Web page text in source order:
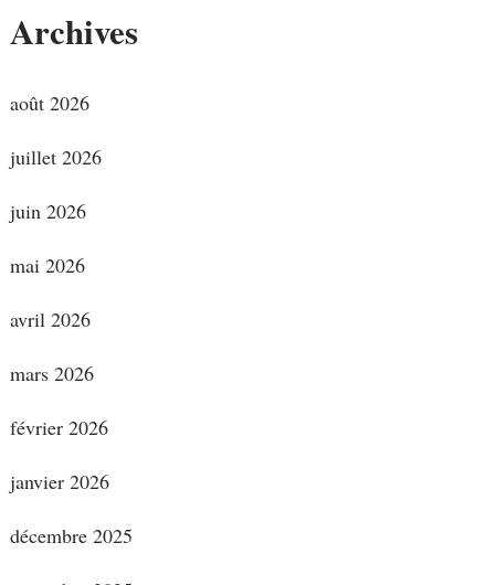
Archives
août 2026
juillet 2026
juin 2026
mai 2026
avril 2026
mars 2026
février 2026
janvier 2026
décembre 2025